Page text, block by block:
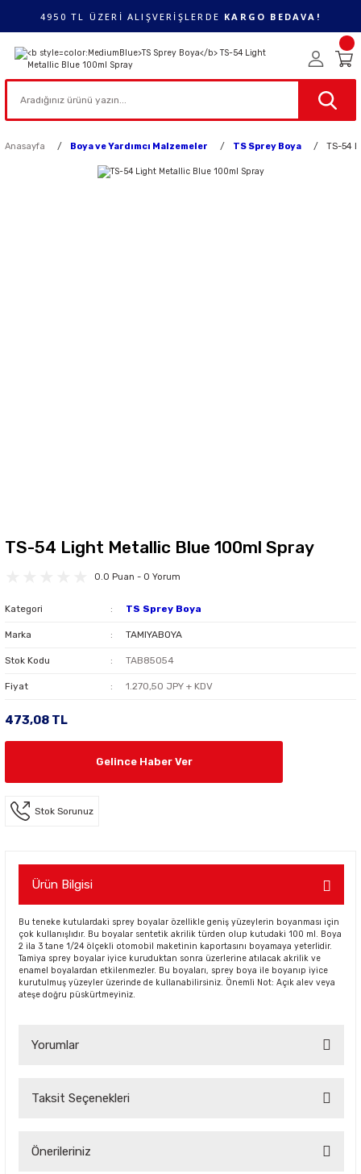
4950 TL ÜZERİ ALIŞVERİŞLERDE KARGO BEDAVA!
Anasayfa Boya ve Yardımcı Malzemeler TS Sprey Boya TS-54
TS-54 Light Metallic Blue 100ml Spray
0.0 Puan - 0 Yorum
Kategori TS Sprey Boya
Marka TAMIYABOYA
Stok Kodu TAB85054
Fiyat 1.270,50 JPY + KDV
473,08 TL
Gelince Haber Ver
Stok Sorunuz
Ürün Bilgisi
Bu teneke kutulardaki sprey boyalar özellikle geniş yüzeylerin boyanması için
çok kullanışlıdır. Bu boyalar sentetik akrilik türden olup kutudaki 100 ml. Boya
2 ila 3 tane 1/24 ölçekli otomobil maketinin kaportasını boyamaya yeterlidir.
Tamiya sprey boyalar iyice kuruduktan sonra üzerlerine atılacak akrilik ve
enamel boyalardan etkilenmezler. Bu boyaları, sprey boya ile boyanıp iyice
kurutulmuş yüzeyler üzerinde de kullanabilirsiniz. Önemli Not: Açık alev veya
ateşe doğru püskürtmeyiniz.
Yorumlar
Taksit Seçenekleri
Önerileriniz